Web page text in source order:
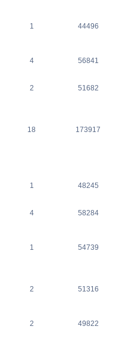
1 44496
4 56841
2 51682
18 173917
1 48245
4 58284
1 54739
2 51316
2 49822